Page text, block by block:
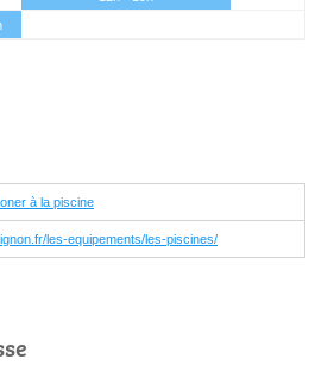
à la piscine
les-equipements/les-piscines/